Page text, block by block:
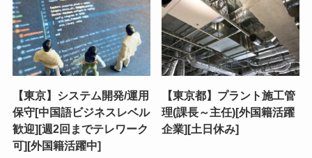
【東京】システム開発/運用
保守[中国語ビジネスレベル
歓迎][週2回までテレワーク
可][外国籍活躍中]
【東京都】プラント施工管
理(課長～主任)[外国籍活躍
企業][土日休み]